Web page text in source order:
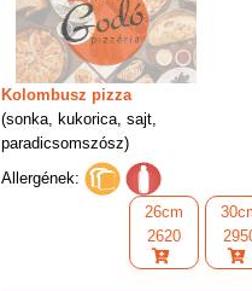
Kolombusz pizza
(sonka, kukorica, sajt,
paradicsomszósz)
Allergének:
26cm
2620